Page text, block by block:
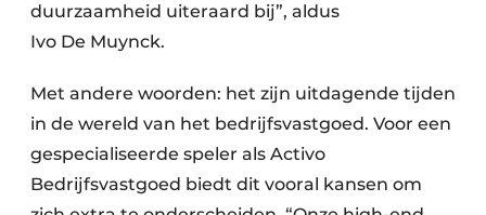
duurzaamheid uiteraard bij”, aldus
Ivo De Muynck.
Met andere woorden: het zijn uitdagende tijden
in de wereld van het bedrijfsvastgoed. Voor een
gespecialiseerde speler als Activo
Bedrijfsvastgoed biedt dit vooral kansen om